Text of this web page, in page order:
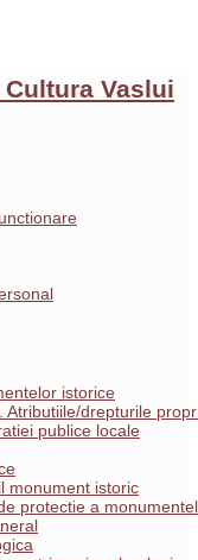
istorice
Atributiile/drepturile
publice locale
monument istoric
protectie a